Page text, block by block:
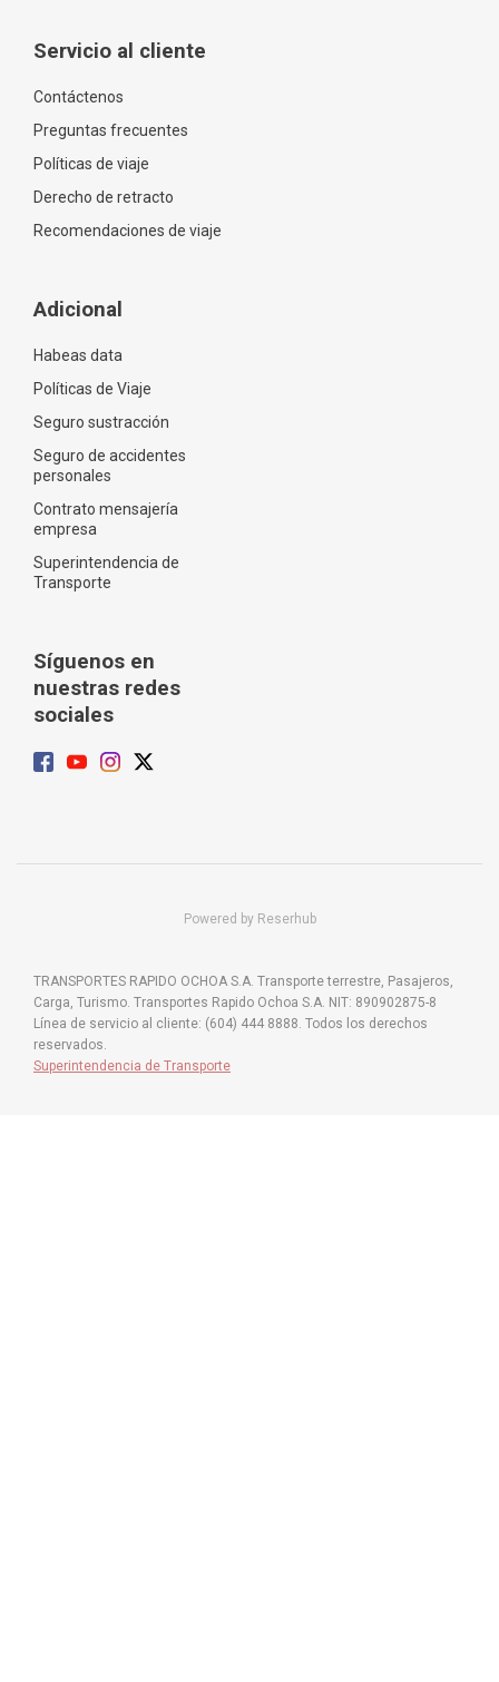
Servicio al cliente
Contáctenos
Preguntas frecuentes
Políticas de viaje
Derecho de retracto
Recomendaciones de viaje
Adicional
Habeas data
Políticas de Viaje
Seguro sustracción
Seguro de accidentes
personales
Contrato mensajería
empresa
Superintendencia de
Transporte
Síguenos en
nuestras redes
sociales
Powered by Reserhub
TRANSPORTES RAPIDO OCHOA S.A. Transporte terrestre, Pasajeros,
Carga, Turismo. Transportes Rapido Ochoa S.A. NIT: 890902875-8
Línea de servicio al cliente: (604) 444 8888. Todos los derechos
reservados.
Superintendencia de Transporte